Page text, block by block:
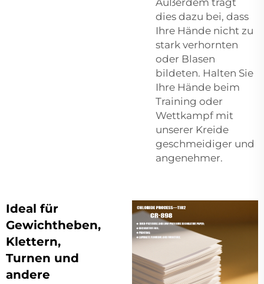
dies dazu bei, dass
Ihre Hände nicht zu
stark verhornten
oder Blasen
bildeten. Halten Sie
Ihre Hände beim
Training oder
Wettkampf mit
unserer Kreide
geschmeidiger und
angenehmer.
Ideal für
Gewichtheben,
Klettern,
Turnen und
andere